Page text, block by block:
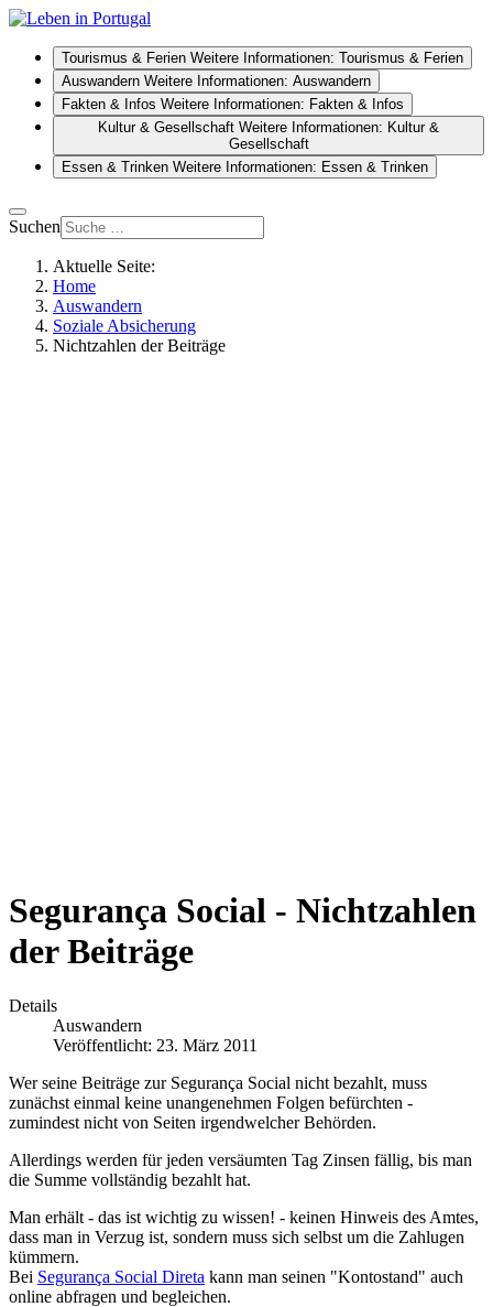
Tourismus & Ferien Weitere Informationen: Tourismus & Ferien
Auswandern Weitere Informationen: Auswandern
Fakten & Infos Weitere Informationen: Fakten & Infos
Kultur & Gesellschaft Weitere Informationen: Kultur &
Gesellschaft
Essen & Trinken Weitere Informationen: Essen & Trinken
Suchen
Aktuelle Seite:
Home
Auswandern
Soziale Absicherung
Nichtzahlen der Beiträge
Segurança Social - Nichtzahlen
der Beiträge
Details
Auswandern
Veröffentlicht: 23. März 2011
Wer seine Beiträge zur Segurança Social nicht bezahlt, muss
zunächst einmal keine unangenehmen Folgen befürchten -
zumindest nicht von Seiten irgendwelcher Behörden.
Allerdings werden für jeden versäumten Tag Zinsen fällig, bis man
die Summe vollständig bezahlt hat.
Man erhält - das ist wichtig zu wissen! - keinen Hinweis des Amtes,
dass man in Verzug ist, sondern muss sich selbst um die Zahlugen
kümmern.
Bei Segurança Social Direta kann man seinen "Kontostand" auch
online abfragen und begleichen.